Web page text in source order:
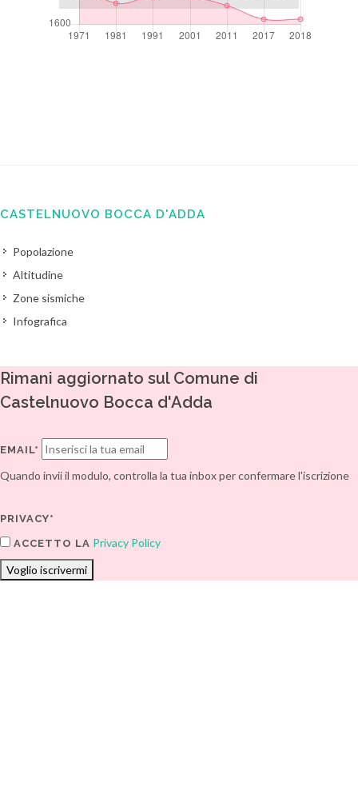
CASTELNUOVO BOCCA D'ADDA
Popolazione
Altitudine
Zone sismiche
Infografica
Rimani aggiornato sul Comune di
Castelnuovo Bocca d'Adda
EMAIL*
Quando invii il modulo, controlla la tua inbox per confermare l'iscrizione
PRIVACY*
ACCETTO LA Privacy Policy
Voglio iscrivermi